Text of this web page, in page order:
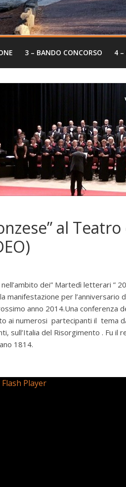
3 – BANDO CONCORSO 4 –
al
dei” Martedì letterari ”
manifestazione per l’anniversario
anno 2014.Una conferenza
ai numerosi partecipanti il tema
sull’Italia del Risorgimento . Fu
1814.
Player